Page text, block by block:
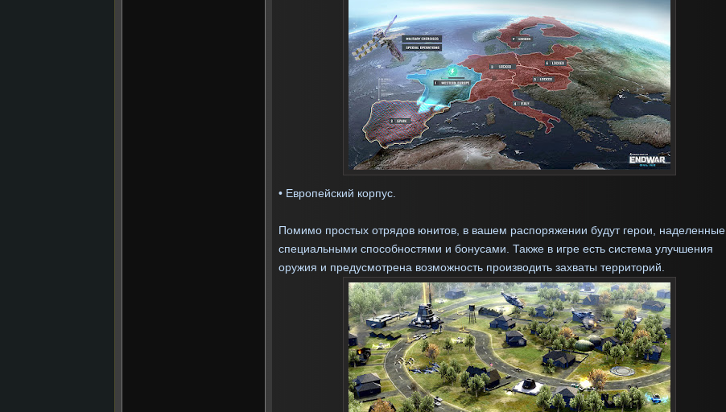
• Европейский корпус.
Помимо простых отрядов юнитов, в вашем распоряжении будут герои, наделенные
специальными способностями и бонусами. Также в игре есть система улучшения
оружия и предусмотрена возможность производить захваты территорий.